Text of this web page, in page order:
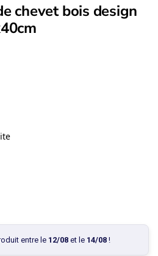
chevet bois design
entre le 12/08et le 14/08!